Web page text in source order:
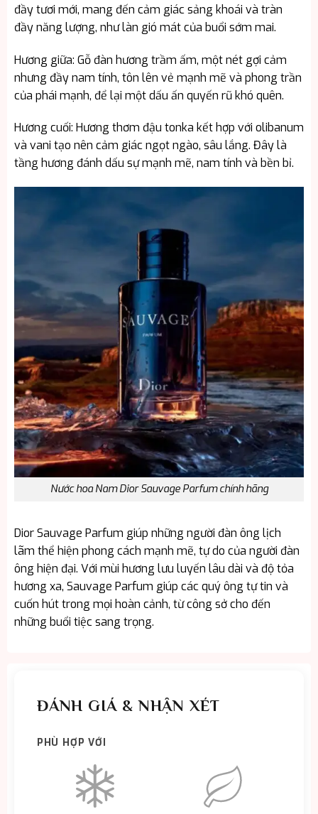
đầy tươi mới, mang đến cảm giác sảng khoái và tràn
đầy năng lượng, như làn gió mát của buổi sớm mai.
Hương giữa: Gỗ đàn hương trầm ấm, một nét gợi cảm
nhưng đầy nam tính, tôn lên vẻ mạnh mẽ và phong trần
của phái mạnh, để lại một dấu ấn quyến rũ khó quên.
Hương cuối: Hương thơm đậu tonka kết hợp với olibanum
và vani tạo nên cảm giác ngọt ngào, sâu lắng. Đây là
tầng hương đánh dấu sự mạnh mẽ, nam tính và bền bỉ.
Nước hoa Nam Dior Sauvage Parfum chính hãng
Dior Sauvage Parfum giúp những người đàn ông lịch
lãm thể hiện phong cách mạnh mẽ, tự do của người đàn
ông hiện đại. Với mùi hương lưu luyến lâu dài và độ tỏa
hương xa, Sauvage Parfum giúp các quý ông tự tin và
cuốn hút trong mọi hoàn cảnh, từ công sở cho đến
những buổi tiệc sang trọng.
ĐÁNH GIÁ & NHẬN XÉT
PHÙ HỢP VỚI